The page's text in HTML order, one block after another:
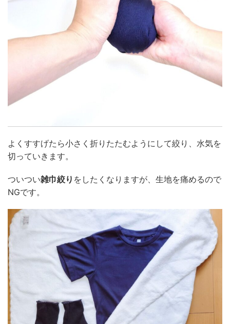
よくすすげたら小さく折りたたむようにして絞り、水気を
切っていきます。
ついつい雑巾絞り をしたくなりますが、生地を痛めるので
NGです。